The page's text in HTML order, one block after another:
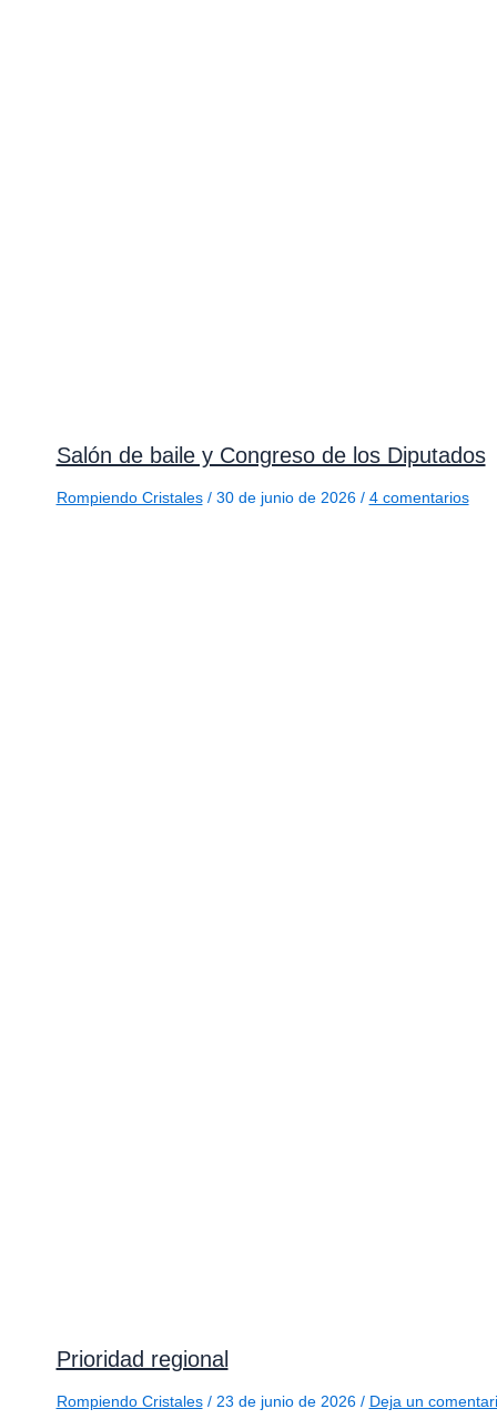
Salón de baile y Congreso de los Diputados
Rompiendo Cristales/ 30 de junio de 2026 / 4 comentarios
Prioridad regional
Rompiendo Cristales/ 23 de junio de 2026 / Deja un